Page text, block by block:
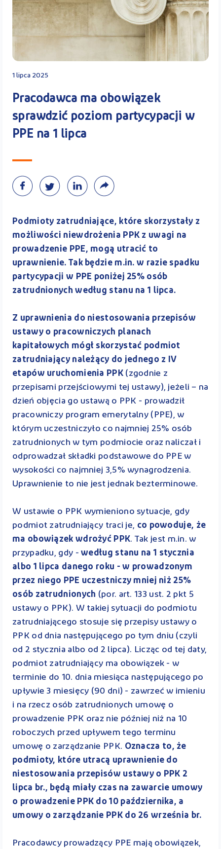
Kontakt
Zaloguj się
A
1 lipca 2025
Pracodawca ma obowiązek
sprawdzić poziom partycypacji w
PPE na 1 lipca
Podmioty zatrudniające, które skorzystały z
możliwości niewdrożenia PPK z uwagi na
prowadzenie PPE, mogą utracić to
uprawnienie. Tak będzie m.in. w razie spadku
partycypacji w PPE poniżej 25% osób
zatrudnionych według stanu na 1 lipca.
Z uprawnienia do niestosowania przepisów
ustawy o pracowniczych planach
kapitałowych mógł skorzystać podmiot
zatrudniający należący do jednego z IV
etapów uruchomienia PPK(zgodnie z
przepisami przejściowymi tej ustawy), jeżeli – na
dzień objęcia go ustawą o PPK - prowadził
pracowniczy program emerytalny (PPE), w
którym uczestniczyło co najmniej 25% osób
zatrudnionych w tym podmiocie oraz naliczał i
odprowadzał składki podstawowe do PPE w
wysokości co najmniej 3,5% wynagrodzenia.
Uprawnienie to nie jest jednak bezterminowe.
W ustawie o PPK wymieniono sytuacje, gdy
podmiot zatrudniający traci je, co powoduje, że
ma obowiązek wdrożyć PPK. Tak jest m.in. w
przypadku, gdy -według stanu na 1 stycznia
albo 1 lipca danego roku - w prowadzonym
przez niego PPE uczestniczy mniej niż 25%
osób zatrudnionych (por. art. 133 ust. 2 pkt 5
ustawy o PPK). W takiej sytuacji do podmiotu
zatrudniającego stosuje się przepisy ustawy o
PPK od dnia następującego po tym dniu (czyli
od 2 stycznia albo od 2 lipca). Licząc od tej daty,
podmiot zatrudniający ma obowiązek - w
terminie do 10. dnia miesiąca następującego po
upływie 3 miesięcy (90 dni) - zawrzeć w imieniu
i na rzecz osób zatrudnionych umowę o
prowadzenie PPK oraz nie później niż na 10
roboczych przed upływem tego terminu
umowę o zarządzanie PPK. Oznacza to, że
podmioty, które utracą uprawnienie do
niestosowania przepisów ustawy o PPK 2
lipca br., będą miały czas na zawarcie umowy
o prowadzenie PPK do 10 października, a
umowy o zarządzanie PPK do 26 września br.
Pracodawcy prowadzący PPE mają obowiązek,